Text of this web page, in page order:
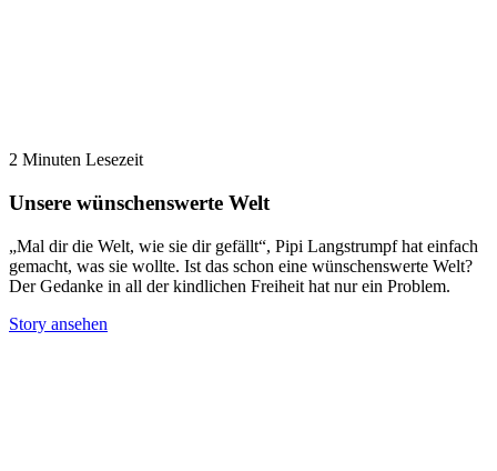
2 Minuten Lesezeit
Unsere wünschenswerte Welt
„Mal dir die Welt, wie sie dir gefällt“, Pipi Langstrumpf hat einfach
gemacht, was sie wollte. Ist das schon eine wünschenswerte Welt?
Der Gedanke in all der kindlichen Freiheit hat nur ein Problem.
Story ansehen